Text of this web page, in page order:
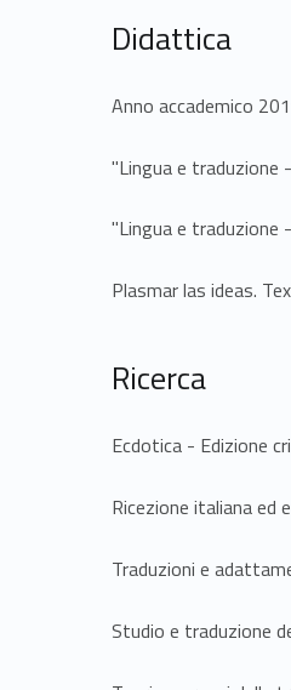
Didattica
Anno accademico
"Lingua e traduzione
"Lingua e traduzione
Plasmar las ideas.
Ricerca
Ecdotica - Edizione
Ricezione italiana ed
Traduzioni e
Studio e traduzione